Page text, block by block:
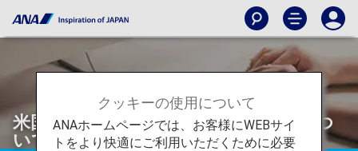
米国発着便における緊急連絡先登録につ
いて
クッキーの使用について
ANAホームページでは、お客様にWEBサイ
トをより快適にご利用いただくために必要